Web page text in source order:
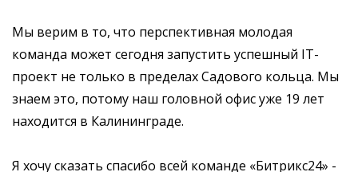
Мы верим в то, что перспективная молодая
команда может сегодня запустить успешный IT-
проект не только в пределах Садового кольца. Мы
знаем это, потому наш головной офис уже 19 лет
находится в Калининграде.
Я хочу сказать спасибо всей команде «Битрикс24» -